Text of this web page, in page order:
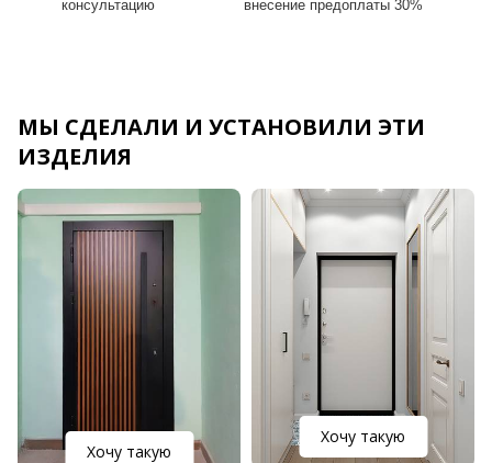
консультацию
внесение предоплаты 30%
МЫ СДЕЛАЛИ И УСТАНОВИЛИ ЭТИ
ИЗДЕЛИЯ
Хочу такую
Хочу такую